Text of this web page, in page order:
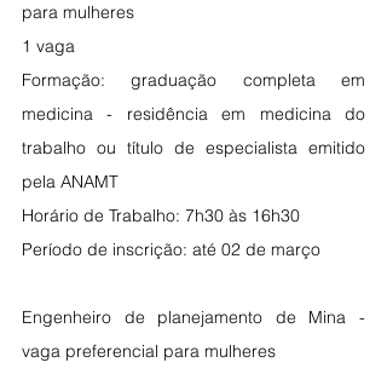
para mulheres
1 vaga
Formação: graduação completa em
medicina - residência em medicina do
trabalho ou título de especialista emitido
pela ANAMT
Horário de Trabalho: 7h30 às 16h30
Período de inscrição: até 02 de março
Engenheiro de planejamento de Mina -
vaga preferencial para mulheres